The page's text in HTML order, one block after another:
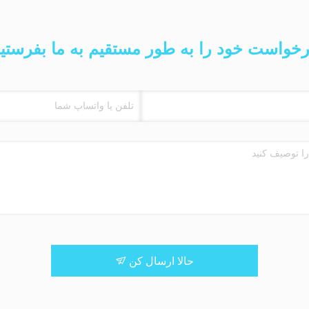
خود را به طور مستقیم به ما
حالا ارسال کن